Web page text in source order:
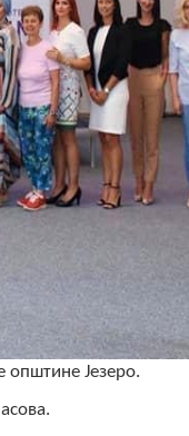
општине Језеро.